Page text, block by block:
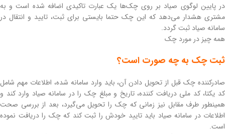
در پایین لوگوی صیاد بر روی چک‌ها یک عبارت تاکیدی اضافه شده است و به
مشتری هشدار می‌دهد که این چک حتما بایستی برای ثبت، تایید و انتقال در
سامانه صیاد ثبت گردد.
همه چیز در مورد چک
ثبت چک به چه صورت است؟
صادرکننده چک قبل از تحویل دادن آن، باید وارد سامانه شده، اطلاعات مهم شامل
کد یکتا، کد ملی دریافت کننده، تاریخ و مبلغ چک را در سامانه صیاد وارد کند و
همینطور طرف مقابل نیز زمانی که چک را تحویل می‌گیرد، بعد از بررسی صحت
اطلاعات در سامانه صیاد باید تایید خودش را ثبت کند که چک را دریافت نموده
است.